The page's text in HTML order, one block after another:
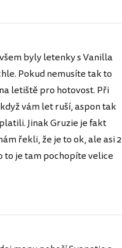
byly letenky s Vanilla
Pokud nemusíte tak to
letiště pro hotovost. Při
vám let ruší, aspon tak
Jinak Gruzie je fakt
řekli, že je to ok, ale asi 2
to je tam pochopíte velice